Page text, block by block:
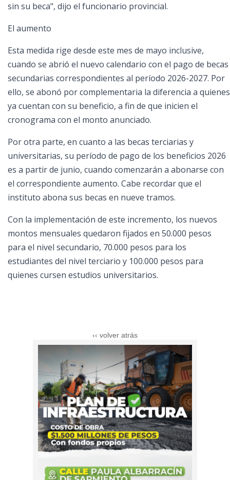
sin su beca", dijo el funcionario provincial.
El aumento
Esta medida rige desde este mes de mayo inclusive,
cuando se abrió el nuevo calendario con el pago de becas
secundarias correspondientes al período 2026-2027. Por
ello, se abonó por complementaria la diferencia a quienes
ya cuentan con su beneficio, a fin de que inicien el
cronograma con el monto anunciado.
Por otra parte, en cuanto a las becas terciarias y
universitarias, su período de pago de los beneficios 2026
es a partir de junio, cuando comenzarán a abonarse con
el correspondiente aumento. Cabe recordar que el
instituto abona sus becas en nueve tramos.
Con la implementación de este incremento, los nuevos
montos mensuales quedaron fijados en 50.000 pesos
para el nivel secundario, 70.000 pesos para los
estudiantes del nivel terciario y 100.000 pesos para
quienes cursen estudios universitarios.
‹‹ volver atrás